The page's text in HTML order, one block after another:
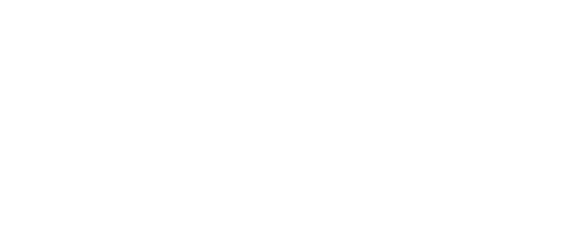
объединяющая предприятия химического сектора,
вертикально-интегрированные структуры.